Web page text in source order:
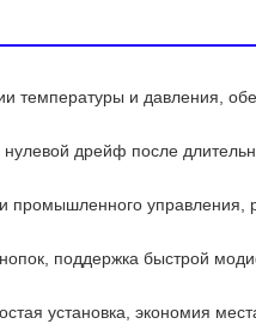
температуры и давления,
нулевой дрейф после
управления,
поддержка быстрой
установка, экономия